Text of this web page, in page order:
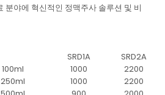
SRD1A SRD2A
100ml 1000
2200
250ml
1000
2200